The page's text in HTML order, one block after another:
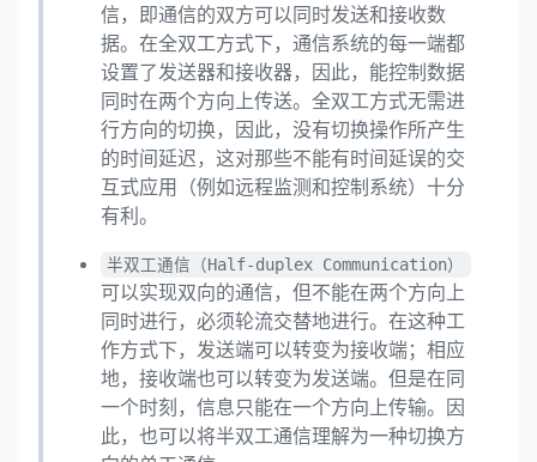
信，即通信的双方可以同时发送和接收数
据。在全双工方式下，通信系统的每一端都
设置了发送器和接收器，因此，能控制数据
同时在两个方向上传送。全双工方式无需进
行方向的切换，因此，没有切换操作所产生
的时间延迟，这对那些不能有时间延误的交
互式应用（例如远程监测和控制系统）十分
有利。
半双工通信（Half-duplex Communication）
可以实现双向的通信，但不能在两个方向上
同时进行，必须轮流交替地进行。在这种工
作方式下，发送端可以转变为接收端；相应
地，接收端也可以转变为发送端。但是在同
一个时刻，信息只能在一个方向上传输。因
此，也可以将半双工通信理解为一种切换方